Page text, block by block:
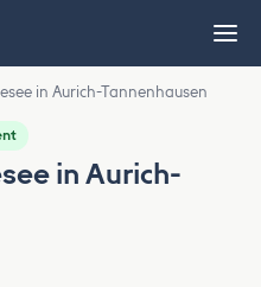
in Aurich-Tannenhausen
in Aurich-